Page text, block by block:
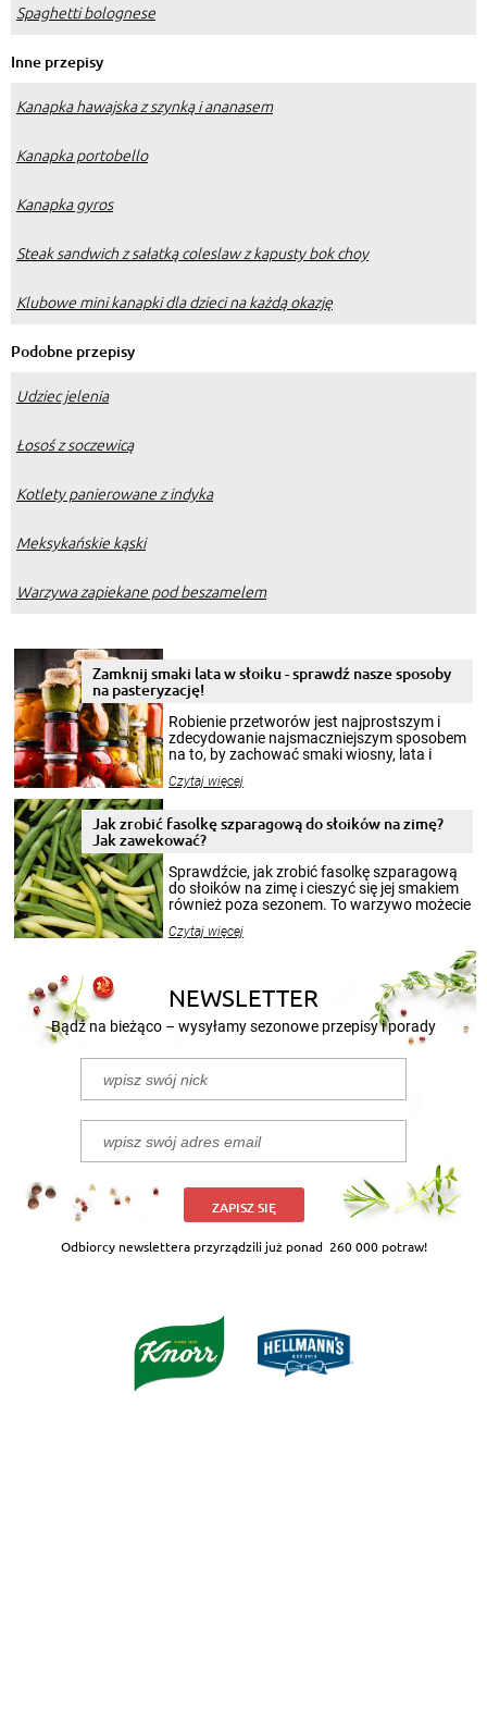
Spaghetti bolognese
Inne przepisy
Kanapka hawajska z szynką i ananasem
Kanapka portobello
Kanapka gyros
Steak sandwich z sałatką coleslaw z kapusty bok choy
Klubowe mini kanapki dla dzieci na każdą okazję
Podobne przepisy
Udziec jelenia
Łosoś z soczewicą
Kotlety panierowane z indyka
Meksykańskie kąski
Warzywa zapiekane pod beszamelem
Zamknij smaki lata w słoiku - sprawdź nasze sposoby
na pasteryzację!
Robienie przetworów jest najprostszym i
zdecydowanie najsmaczniejszym sposobem
na to, by zachować smaki wiosny, lata i
krajobrazów, by cieszyć nimi oko w sezonie
pełni poczuć atmosferę cieplejszych
miesięcy. Przygotowanie słoików ze
patenty, które pozwolą zachować świeżość
przetworów.
Czytaj więcej
Jak zrobić fasolkę szparagową do słoików na zimę?
Jak zawekować?
Sprawdźcie, jak zrobić fasolkę szparagową
do słoików na zimę i cieszyć się jej smakiem
również poza sezonem. To warzywo możecie
nasze propozycje!
Czytaj więcej
NEWSLETTER
Bądź na bieżąco – wysyłamy sezonowe przepisy i porady
ZAPISZ SIĘ
Odbiorcy newslettera przyrządzili już ponad 260 000 potraw!